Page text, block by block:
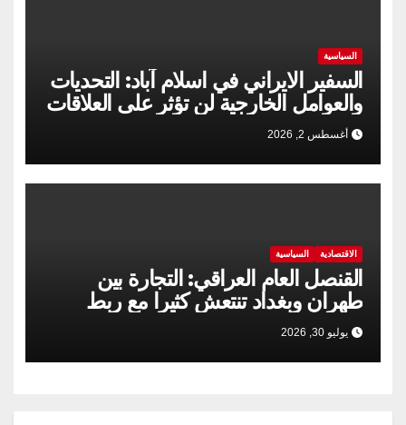
السياسية
السفير الايراني في اسلام آباد: التحديات
والعوامل الخارجية لن تؤثر على العلاقات
الإيرانية الباكستانية
أغسطس 2, 2026
الاقتصادية السياسية
القنصل العام العراقي: التجارة بين
طهران وبغداد تنتعش كثيرا مع ربط
السكك الحديدية
يوليو 30, 2026